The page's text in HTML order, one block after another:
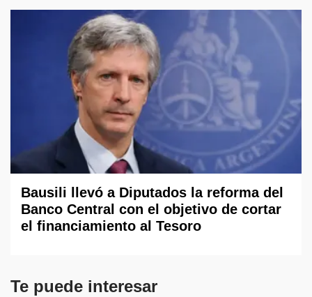
Bausili llevó a Diputados la reforma del
Banco Central con el objetivo de cortar
el financiamiento al Tesoro
Te puede interesar